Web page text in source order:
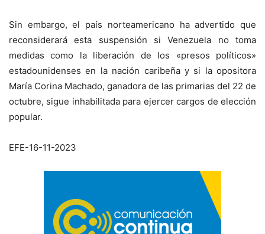
Sin embargo, el país norteamericano ha advertido que
reconsiderará esta suspensión si Venezuela no toma
medidas como la liberación de los «presos políticos»
estadounidenses en la nación caribeña y si la opositora
María Corina Machado, ganadora de las primarias del 22 de
octubre, sigue inhabilitada para ejercer cargos de elección
popular.
EFE-16-11-2023